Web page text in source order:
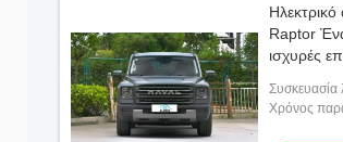
Raptor
ισχυρές
Συσκευασία
Χρόνος